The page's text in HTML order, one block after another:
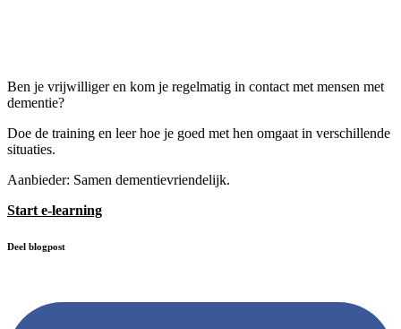
Ben je vrijwilliger en kom je regelmatig in contact met mensen met
dementie?
Doe de training en leer hoe je goed met hen omgaat in verschillende
situaties.
Aanbieder: Samen dementievriendelijk.
Start e-learning
Deel blogpost